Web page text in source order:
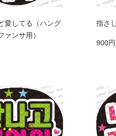
愛してる（ハング
ンサ用）
指さ
900円